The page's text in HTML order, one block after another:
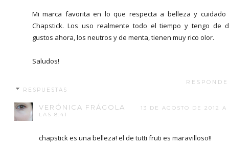
Mi marca favorita en lo que respecta a belleza y cuidado
Chapstick. Los uso realmente todo el tiempo y tengo de
gustos ahora, los neutros y de menta, tienen muy rico olor.
Saludos!
RESPUESTAS
VERÓNICA FRÁGOLA
13 DE AGOSTO DE 2012 A
LAS 8:41
chapstick es una belleza! el de tutti fruti es maravilloso!!